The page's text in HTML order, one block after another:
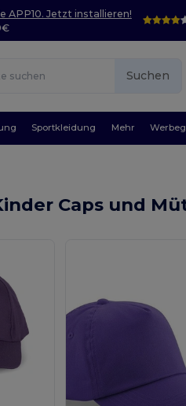
APP10. Jetzt installieren!
Suchen
Sportkleidung Mehr
Caps und